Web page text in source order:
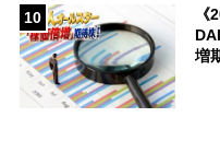
10
増